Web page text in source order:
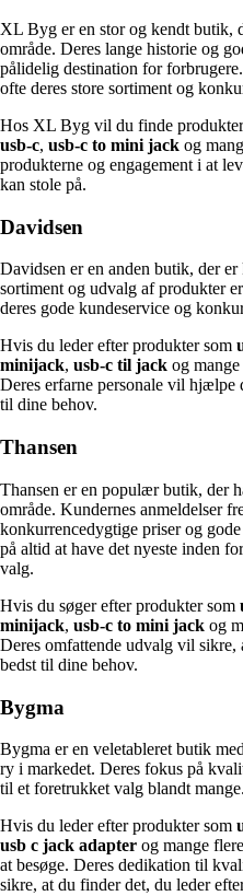
XL Byg er en stor og kendt butik,
område. Deres lange historie og
pålidelig destination for
ofte deres store sortiment og
Hos XL Byg vil du finde
usb-c, usb-c to mini jack og
produkterne og engagement i at
kan stole på.
Davidsen
Davidsen er en anden butik, der
sortiment og udvalg af produkter
deres gode kundeservice og
Hvis du leder efter produkter som
minijack, usb-c til jack og
Deres erfarne personale vil
til dine behov.
Thansen
Thansen er en populær butik, der
område. Kundernes anmeldelser
konkurrencedygtige priser og
på altid at have det nyeste inden
valg.
Hvis du søger efter produkter som
minijack, usb-c to mini jack og
Deres omfattende udvalg vil sikre,
bedst til dine behov.
Bygma
Bygma er en veletableret butik
ry i markedet. Deres fokus på
til et foretrukket valg blandt mange.
Hvis du leder efter produkter som
usb c jack adapter og mange
at besøge. Deres dedikation til
sikre, at du finder det, du leder